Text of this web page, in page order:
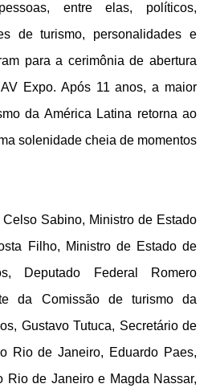
entre elas, políticos,
de turismo, personalidades e
para a cerimônia de abertura
Expo. Após 11 anos, a maior
da América Latina retorna ao
solenidade cheia de momentos
Sabino, Ministro de Estado
Filho, Ministro de Estado de
Deputado Federal Romero
da Comissão de turismo da
Gustavo Tutuca, Secretário de
Rio de Janeiro, Eduardo Paes,
Rio de Janeiro e Magda Nassar,